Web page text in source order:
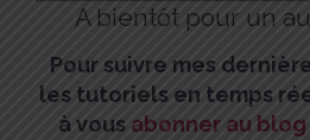
A bientôt pour un
Pour suivre mes
les tutoriels en temps
à vous abonner au blog